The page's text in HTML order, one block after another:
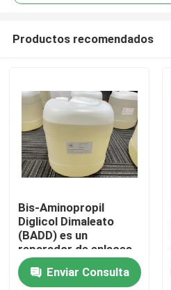
Productos
Vídeos
Productos recomendados
Bis-Aminopropil
Diglicol Dimaleato
(BADD) es un
reparador de enlaces
capilares que restaura
la fuerza y la
Enviar Consulta